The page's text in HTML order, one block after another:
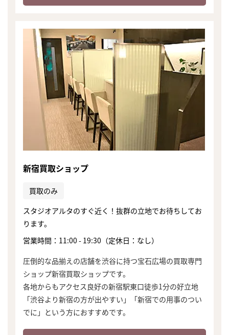
新宿買取ショップ
買取のみ
スタジオアルタのすぐ近く！抜群の立地でお待ちしてお
ります。
営業時間：11:00 - 19:30（定休日：なし）
圧倒的な品揃えの店舗を渋谷に持つ宝石広場の買取専門
ショップ新宿買取ショップです。
各地からもアクセス良好の新宿駅東口徒歩1分の好立地
「渋谷より新宿の方が出やすい」「新宿での用事のつい
でに」という方におすすめです。